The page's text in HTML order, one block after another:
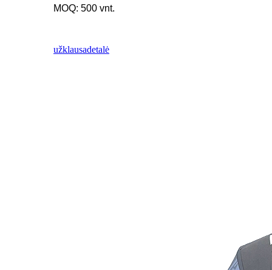
MOQ: 500 vnt.
užklausadetalė